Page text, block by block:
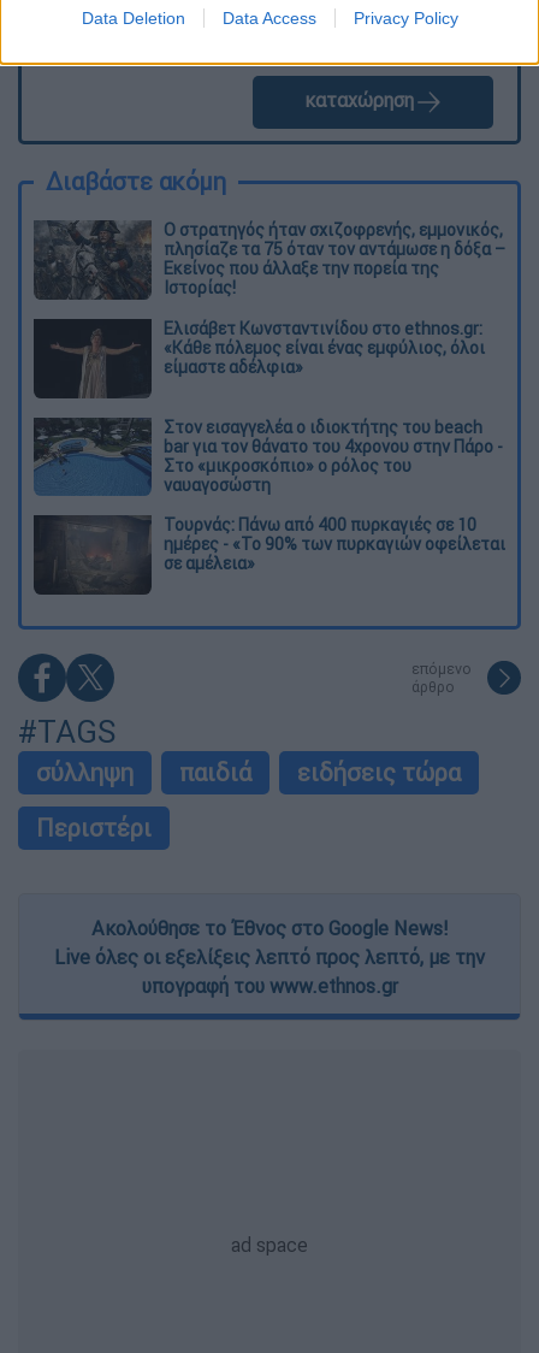
Data Deletion Data Access Privacy Policy
καταχώρηση
Διαβάστε ακόμη
O στρατηγός ήταν σχιζοφρενής, εμμονικός,
πλησίαζε τα 75 όταν τον αντάμωσε η δόξα –
Εκείνος που άλλαξε την πορεία της
Ιστορίας!
Ελισάβετ Κωνσταντινίδου στο ethnos.gr:
«Κάθε πόλεμος είναι ένας εμφύλιος, όλοι
είμαστε αδέλφια»
Στον εισαγγελέα ο ιδιοκτήτης του beach
bar για τον θάνατο του 4χρονου στην Πάρο -
Στο «μικροσκόπιο» ο ρόλος του
ναυαγοσώστη
Τουρνάς: Πάνω από 400 πυρκαγιές σε 10
ημέρες - «Το 90% των πυρκαγιών οφείλεται
σε αμέλεια»
επόμενο
άρθρο
#TAGS
σύλληψη παιδιά
ειδήσεις τώρα
Περιστέρι
Ακολούθησε το Έθνος στο Google News!
Live όλες οι εξελίξεις λεπτό προς λεπτό, με την
υπογραφή του www.ethnos.gr